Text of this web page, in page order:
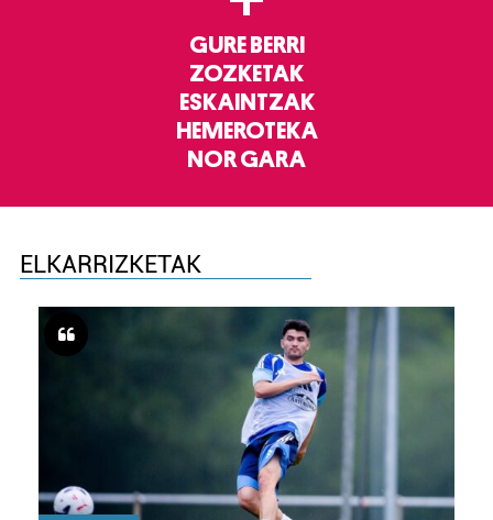
GURE BERRI
ZOZKETAK
ESKAINTZAK
HEMEROTEKA
NOR GARA
ELKARRIZKETAK